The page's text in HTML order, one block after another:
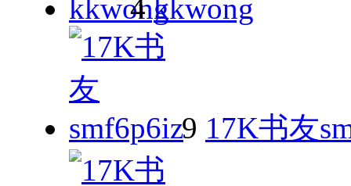
4 kkwong
9 17K书友